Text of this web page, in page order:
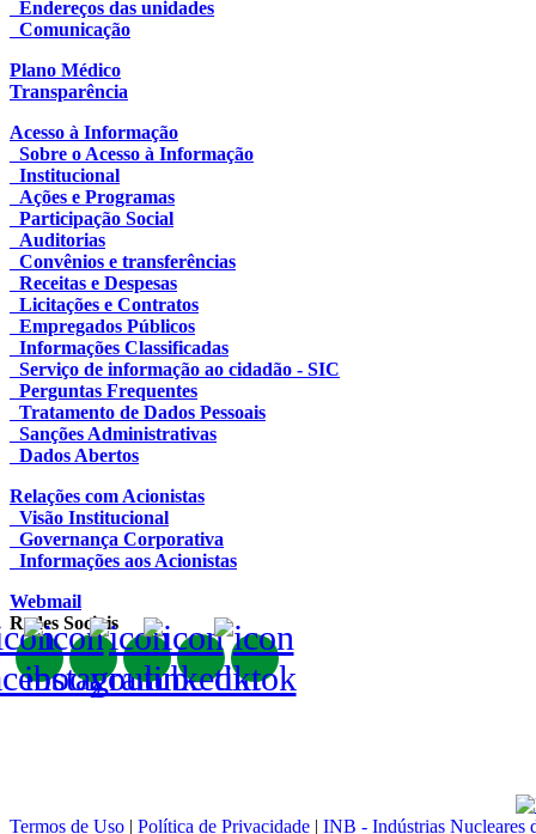
Endereços das unidades
Comunicação
Plano Médico
Transparência
Acesso à Informação
Sobre o Acesso à Informação
Institucional
Ações e Programas
Participação Social
Auditorias
Convênios e transferências
Receitas e Despesas
Licitações e Contratos
Empregados Públicos
Informações Classificadas
Serviço de informação ao cidadão - SIC
Perguntas Frequentes
Tratamento de Dados Pessoais
Sanções Administrativas
Dados Abertos
Relações com Acionistas
Visão Institucional
Governança Corporativa
Informações aos Acionistas
Webmail
Redes Sociais
Termos de Uso | Política de Privacidade | INB - Indústrias Nucleares